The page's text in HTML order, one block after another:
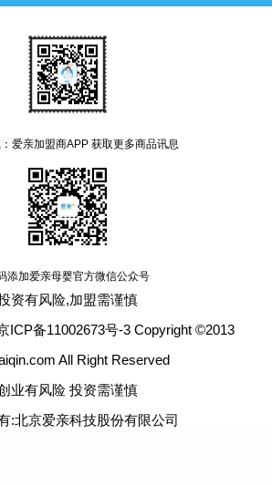
爱亲加盟商APP 获取更多商品讯息
添加爱亲母婴官方微信公众号
资有风险,加盟需谨慎
ICP备11002673号-3 Copyright ©2013
All Right Reserved
业有风险 投资需谨慎
:北京爱亲科技股份有限公司